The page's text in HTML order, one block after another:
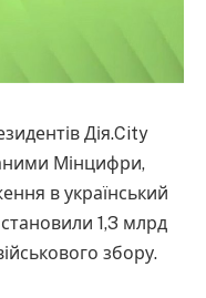
Дія.City
Мінцифри,
в український
1,3 млрд
збору.